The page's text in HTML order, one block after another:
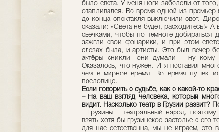
было света. У меня ноги заболели от
отапливался. Во время одной из премьер
до конца спектакля выключили свет.
сказали: «Света не будет, расходитесь!»
свечками, чтобы по темноте
зажгли свои фонарики, и при этом
слезах была, и артисты. Это был вечер
актёры сникли, они думали – ну кому
Оказалось, что нужен. И я поставил
чем в мирное время. Во время пушек
пословице.
Если говорить о судьбе, как о какой-то
– На ваш взгляд человека, который
видит. Насколько театр в Грузии развит?
– Грузины – театральный народ,
взять хотя бы грузинское застолье с его
для нас естественна, мы не играем, это